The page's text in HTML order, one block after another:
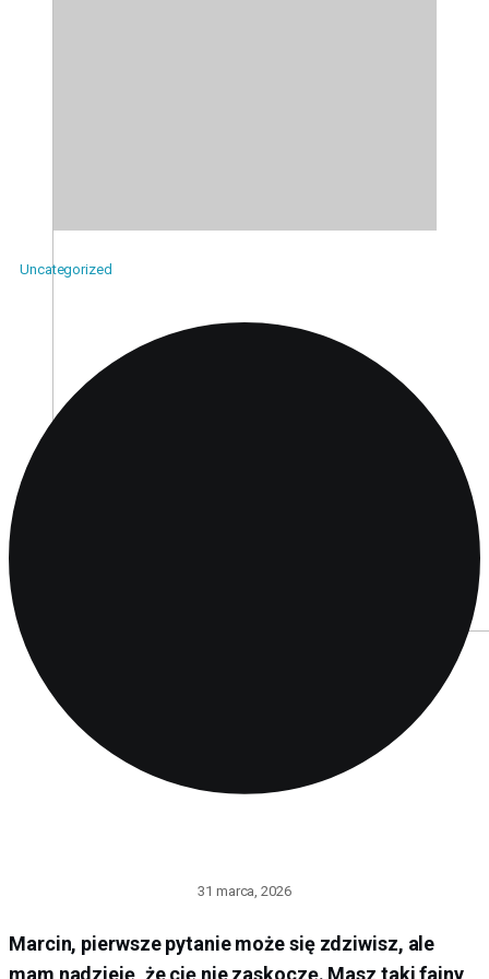
Uncategorized
31 marca, 2026
Marcin, pierwsze pytanie może się zdziwisz, ale
mam nadzieję, że cię nie zaskoczę. Masz taki fajny